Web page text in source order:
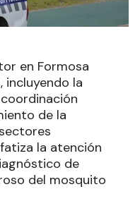
en Formosa
incluyendo la
de la
la atención
de
del mosquito